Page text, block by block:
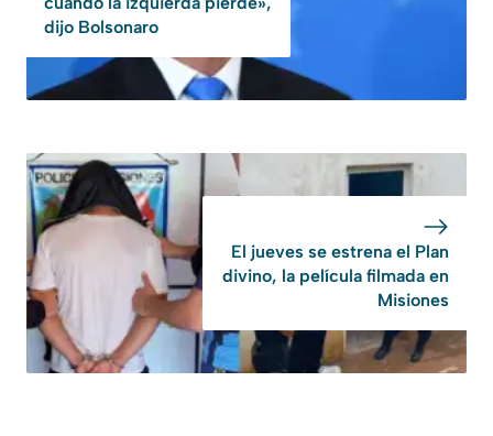
dijo Bolsonaro
El jueves se estrena el Plan
divino, la película filmada en
Misiones